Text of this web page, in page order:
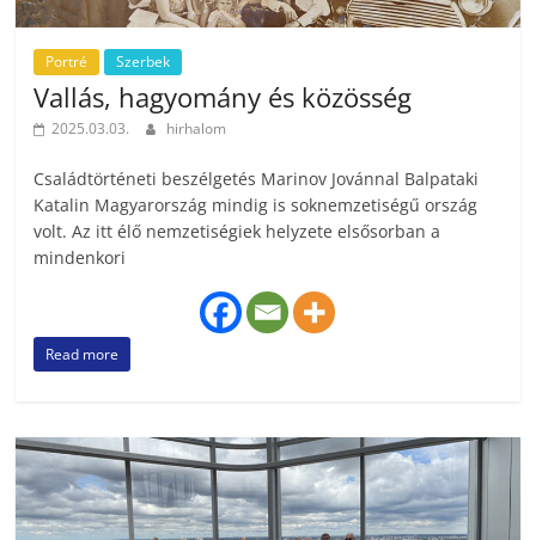
Portré Szerbek
Vallás, hagyomány és közösség
2025.03.03. hirhalom
Családtörténeti beszélgetés Marinov Jovánnal Balpataki
Katalin Magyarország mindig is soknemzetiségű ország
volt. Az itt élő nemzetiségiek helyzete elsősorban a
mindenkori
Read more